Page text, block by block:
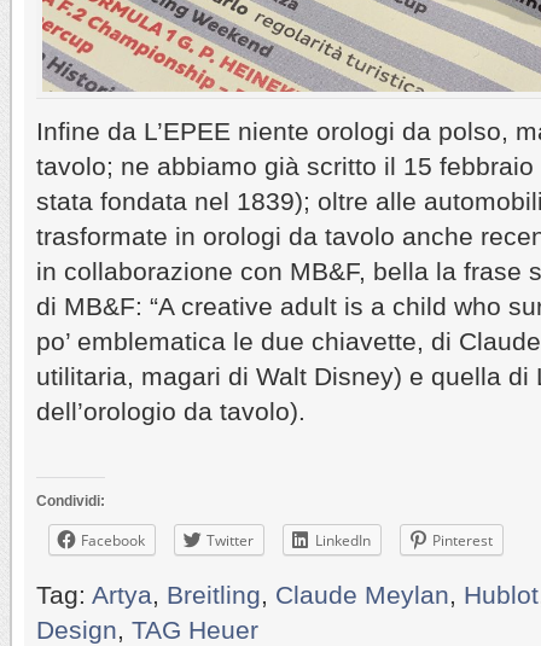
Infine da L’EPEE niente orologi da polso,
tavolo; ne abbiamo già scritto il 15 febbraio
stata fondata nel 1839); oltre alle
trasformate in orologi da tavolo anche
in collaborazione con MB&F, bella la frase
di MB&F: “A creative adult is a child who
po’ emblematica le due chiavette, di
utilitaria, magari di Walt Disney) e quella di
dell’orologio da tavolo).
Condividi:
Facebook Twitter LinkedIn Pinterest
Tag: Artya, Breitling, Claude Meylan, Hublot
Design, TAG Heuer